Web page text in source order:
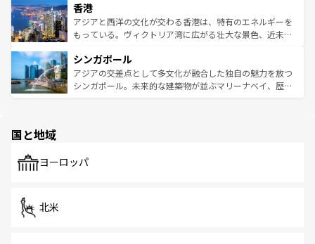
とつ。フォーやバインミー、ベトナムコーヒーなどは、ぜ
ひ現地で味わいたい。どの地域を訪れてもあたたかい人々
が旅行者を迎えてくれるので、きっと忘れられない旅にな
参照してほしい。
の活気が交差している。北部ではチェンマイなどの山岳地
帯で自然と触れ合い、南部ではプーケットやクラビの美し
いビーチでリゾート気分を楽しむことができる。タイ料理
激する。気候は一年中温暖で、どの季節にも異なる楽しみ
が待っている。親しみやすいタイの人々、仏教を中心とし
た文化、そして多様な観光資源が、訪れる旅人を魅了し続
香港
アジアと西洋の文化が交わる香港は、特有のエネルギーを
もっている。ヴィクトリア湾に広がる壮大な景色、近未来
み、どこを訪れても感動するはず。観光スポットが密集し
ており、効率よく見どころを回れるのも魅力。息をのむよ
うな絶景から文化的な体験まで、香港を存分に楽しみ尽く
シンガポール
アジアの交差点として多文化が融合した独自の魅力を放つ
シンガポール。未来的な建築物が並ぶマリーナベイ、歴史
で、ホーカーズは地元の風情を楽しめる外せないスポット
国と地域
ヨーロッパ
北米